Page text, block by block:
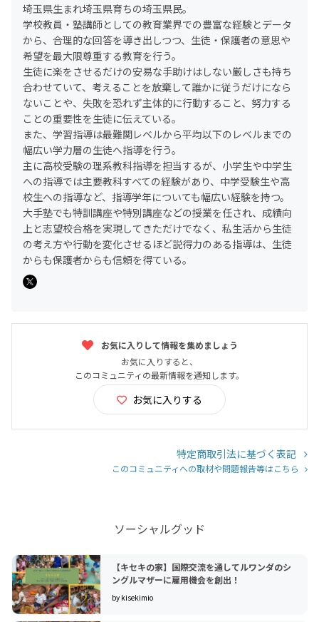
埼玉県生まれ埼玉県育ちの埼玉県民。
学校教員・塾講師としての教育業界での豊富な経験とデータ
から、合理的な回答を導き出しつつ、生徒・保護者の意思や
希望を最大限尊重する教育を行う。
生徒に楽をさせるだけの安易な手助けはしない厳しさも持ち
合わせていて、考えることを放棄して誰かに従うだけになら
ないことや、失敗を恐れず主体的に行動すること、努力する
ことの重要性を生徒に伝えている。
また、学習指導は最難関レベルから平均以下のレベルまでの
幅広い学力層の生徒へ指導を行う。
主に高校受験の理系教科指導を担当するが、小学生や中学生
への指導では主要教科すべての経験があり、中学受験生や高
校生への指導など、指導学年についても幅広い経験を持つ。
大手塾でも特訓講座や特別講座などの授業を任され、成績向
上と志望校合格を実現してきただけでなく、私生活から生徒
の考え方や行動を変化させるほど説得力のある指導は、生徒
からも保護者からも信頼を得ている。
お気に入りして情報を集めましょう
お気に入りすると、
このコミュニティの最新情報を通知します。
お気に入りする
特定商取引法に基づく表記
このコミュニティへの取材や問題報告等はこちら
ソーシャルグッド
【キセキの家】国際交流を通してルワンダのシ
ングルマザーに雇用機会を創出！
by kisekimio